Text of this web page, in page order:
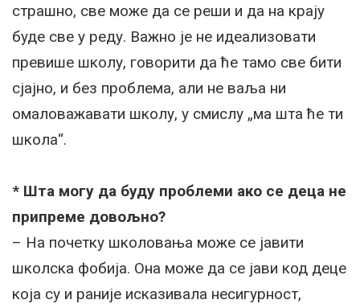
страшно, све може да се реши и да на крају
буде све у реду. Важно је не идеализовати
превише школу, говорити да ће тамо све бити
сјајно, и без проблема, али не ваља ни
омаловажавати школу, у смислу „ма шта ће ти
школа“.
* Шта могу да буду проблеми ако се деца не
припреме довољно?
– На почетку школовања може се јавити
школска фобија. Она може да се јави код деце
која су и раније исказивала несигурност,